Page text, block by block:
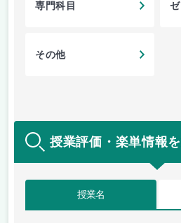
専門科目
その他
授業評価・楽単情報
授業名